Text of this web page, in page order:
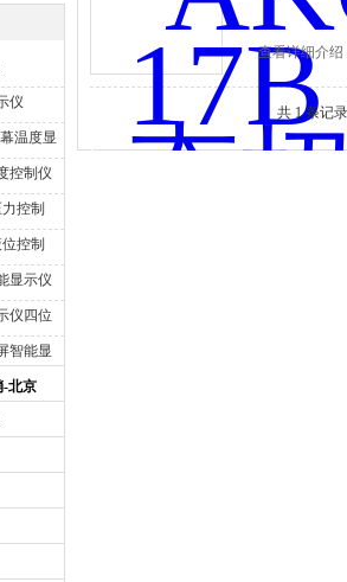
仪
温度显
控制仪
控制
控制
显示仪
仪四位
智能显
-北京
查看详细介绍
共 1 条记